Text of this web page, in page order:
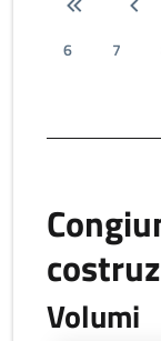
6
7
Volumi